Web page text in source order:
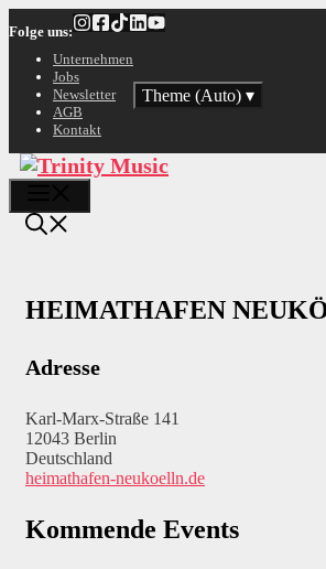
Inhalt
springen
Folge uns:
Unternehmen
Jobs
Newsletter
AGB
Kontakt
Theme (Auto) ▾
HEIMATHAFEN
Adresse
Karl-Marx-Straße 141
12043 Berlin
Deutschland
heimathafen-neukoelln.de
Kommende Events